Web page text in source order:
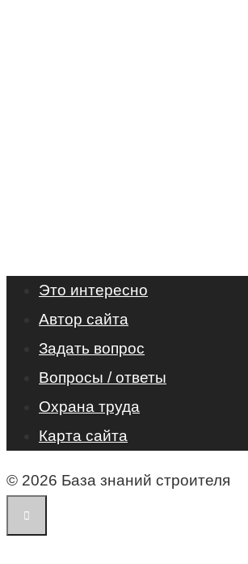
Это интересно
Автор сайта
Задать вопрос
Вопросы / ответы
Охрана труда
Карта сайта
© 2026 База знаний строителя